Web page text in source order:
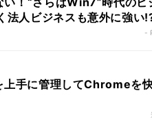
法人ビジネスも意外に強い
パで全力サポート
-
手に管理してChromeを